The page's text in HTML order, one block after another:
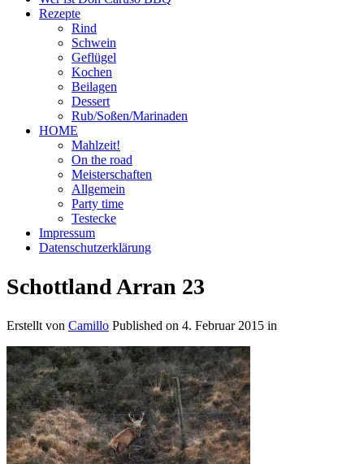
Rezepte
Rind
Schwein
Geflügel
Kochen
Beilagen
Dessert
Rub/Soßen/Marinaden
HOME
Mahlzeit!
On the road
Meisterschaften
Allgemein
Party time
Testecke
Impressum
Datenschutzerklärung
Schottland Arran 23
Erstellt von Camillo Published on 4. Februar 2015 in